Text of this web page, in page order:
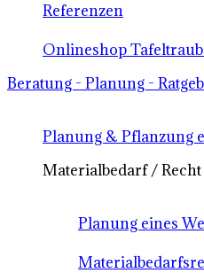
Referenzen
Onlineshop
Beratung - Planung -
Planung & Pflanzung
Materialbedarf / Recht
Planung eines